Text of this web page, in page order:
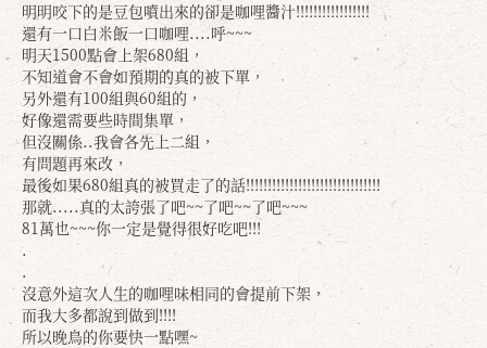
明明咬下的是豆包噴出來的卻是咖哩醬汁!!!!!!!!!!!!!!!!!
還有一口白米飯一口咖哩....呼~~~
明天1500點會上架680組，
不知道會不會如預期的真的被下單，
另外還有100組與60組的，
好像還需要些時間集單，
但沒關係..我會各先上二組，
有問題再來改，
最後如果680組真的被買走了的話!!!!!!!!!!!!!!!!!!!!!!!!!!!!!!!
那就.....真的太誇張了吧~~了吧~~了吧~~~
81萬也~~~你一定是覺得很好吃吧!!!
.
.
沒意外這次人生的咖哩味相同的會提前下架，
而我大多都說到做到!!!!
所以晚鳥的你要快一點嘿~